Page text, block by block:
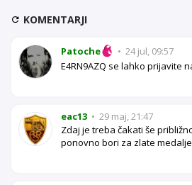
KOMENTARJI
Patoche • 24 jul, 09:57
E4RN9AZQ se lahko prijavite
eac13 • 29 maj, 21:47
Zdaj je treba čakati še
ponovno bori za zlate